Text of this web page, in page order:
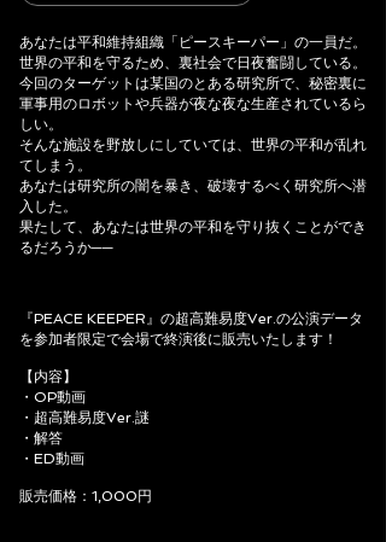
あなたは平和維持組織「ピースキーパー」の一員だ。
世界の平和を守るため、裏社会で日夜奮闘している。
今回のターゲットは某国のとある研究所で、秘密裏に
軍事用のロボットや兵器が夜な夜な生産されているら
しい。
そんな施設を野放しにしていては、世界の平和が乱れ
てしまう。
あなたは研究所の闇を暴き、破壊するべく研究所へ潜
入した。
果たして、あなたは世界の平和を守り抜くことができ
るだろうか──
『PEACE KEEPER』の超高難易度Ver.の公演データ
を参加者限定で会場で終演後に販売いたします！
【内容】
・OP動画
・超高難易度Ver.謎
・解答
・ED動画
販売価格：1,000円